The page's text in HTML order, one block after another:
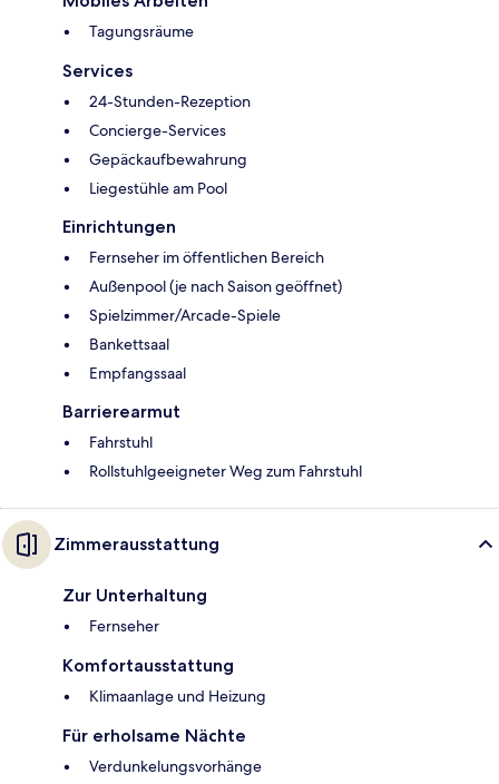
Tagungsräume
Services
24-Stunden-Rezeption
Concierge-Services
Gepäckaufbewahrung
Liegestühle am Pool
Einrichtungen
Fernseher im öffentlichen Bereich
Außenpool (je nach Saison geöffnet)
Spielzimmer/Arcade-Spiele
Bankettsaal
Empfangssaal
Barrierearmut
Fahrstuhl
Rollstuhlgeeigneter Weg zum Fahrstuhl
Zimmerausstattung
Zur Unterhaltung
Fernseher
Komfortausstattung
Klimaanlage und Heizung
Für erholsame Nächte
Verdunkelungsvorhänge